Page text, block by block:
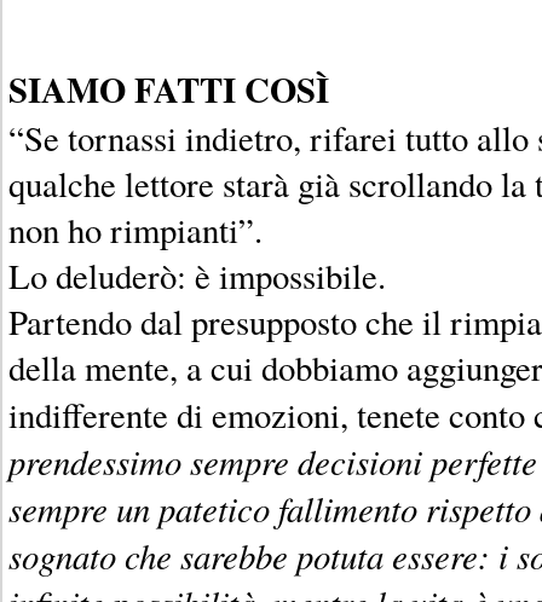
SIAMO FATTI COSÌ
“Se tornassi indietro, rifarei tutto allo
qualche lettore starà già scrollando la
non ho rimpianti”.
Lo deluderò: è impossibile.
Partendo dal presupposto che il
della mente, a cui dobbiamo
indifferente di emozioni, tenete conto
prendessimo sempre decisioni
sempre un patetico fallimento rispetto
sognato che sarebbe potuta essere: i